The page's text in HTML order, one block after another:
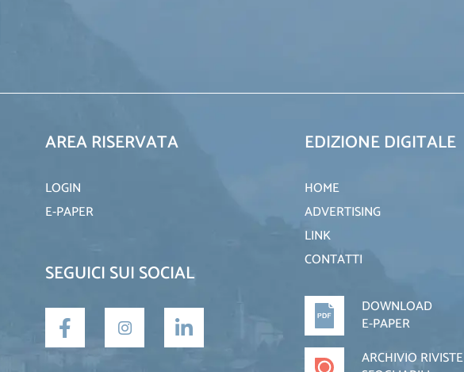
AREA RISERVATA
LOGIN
E-PAPER
SEGUICI SUI SOCIAL
EDIZIONE DIGITALE
HOME
ADVERTISING
LINK
CONTATTI
DOWNLOAD
E-PAPER
ARCHIVIO RIVISTE